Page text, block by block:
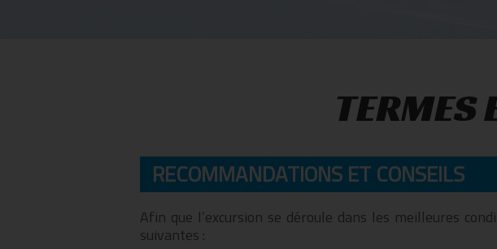
TERMES
RECOMMANDATIONS ET CONSEILS
Afin que l’excursion se déroule dans les meilleures
suivantes :